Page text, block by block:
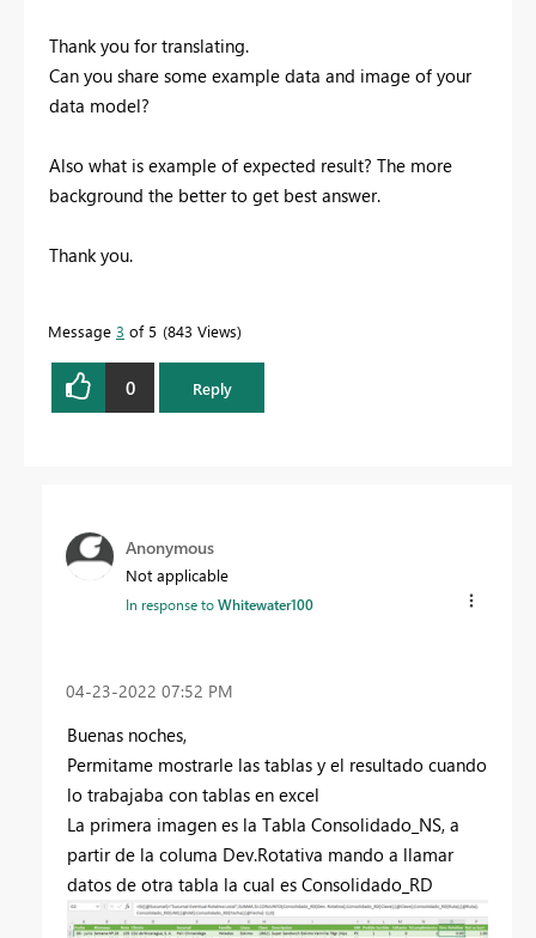
Thank you for translating.
Can you share some example data and image of your
data model?
Also what is example of expected result? The more
background the better to get best answer.
Thank you.
Message 3 of 5 843 Views
0 Reply
Anonymous
Not applicable
In response toWhitewater100
‎04-23-2022 07:52 PM
Buenas noches,
Permitame mostrarle las tablas y el resultado cuando
lo trabajaba con tablas en excel
La primera imagen es la Tabla Consolidado_NS, a
partir de la columa Dev.Rotativa mando a llamar
datos de otra tabla la cual es Consolidado_RD